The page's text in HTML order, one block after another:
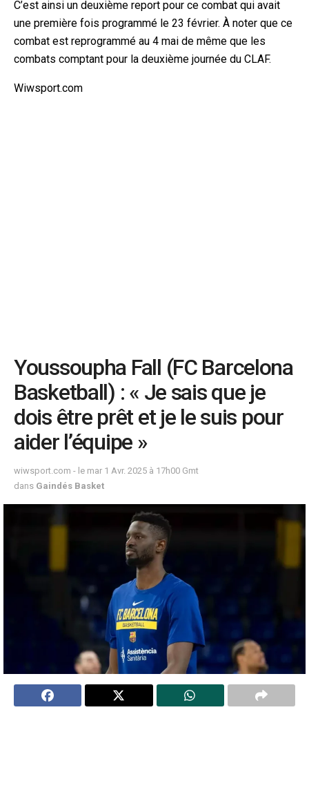
C’est ainsi un deuxième report pour ce combat qui avait
une première fois programmé le 23 février. À noter que ce
combat est reprogrammé au 4 mai de même que les
combats comptant pour la deuxième journée du CLAF.
Wiwsport.com
Youssoupha Fall (FC Barcelona
Basketball) : « Je sais que je
dois être prêt et je le suis pour
aider l’équipe »
wiwsport.com - le mar 1 Avr. 2025 à 17h00 Gmt
dans Gaindés Basket